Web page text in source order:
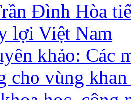
Đình Hòa
lợi Việt Nam
khảo: Các
cho vùng